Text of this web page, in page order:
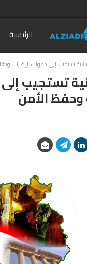
الرئيسية
تستجيب إلى دعوات الإضراب
تستجيب
الأمن